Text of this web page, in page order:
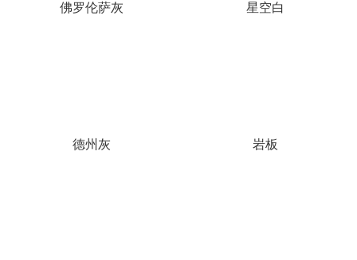
佛罗伦萨灰 星空白
德州灰 岩板